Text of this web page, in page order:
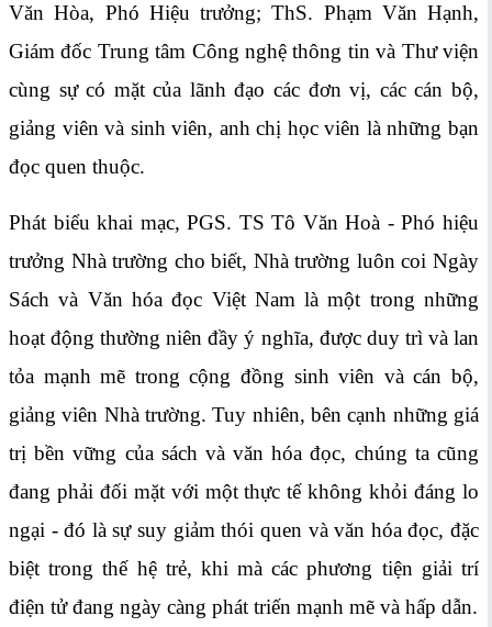
Văn Hòa, Phó Hiệu trưởng; ThS. Phạm Văn Hạnh,
Giám đốc Trung tâm Công nghệ thông tin và Thư viện
cùng sự có mặt của lãnh đạo các đơn vị, các cán bộ,
giảng viên và sinh viên, anh chị học viên là những bạn
đọc quen thuộc.
Phát biểu khai mạc, PGS. TS Tô Văn Hoà - Phó hiệu
trưởng Nhà trường cho biết, Nhà trường luôn coi Ngày
Sách và Văn hóa đọc Việt Nam là một trong những
hoạt động thường niên đầy ý nghĩa, được duy trì và lan
tỏa mạnh mẽ trong cộng đồng sinh viên và cán bộ,
giảng viên Nhà trường. Tuy nhiên, bên cạnh những giá
trị bền vững của sách và văn hóa đọc, chúng ta cũng
đang phải đối mặt với một thực tế không khỏi đáng lo
ngại - đó là sự suy giảm thói quen và văn hóa đọc, đặc
biệt trong thế hệ trẻ, khi mà các phương tiện giải trí
điện tử đang ngày càng phát triến mạnh mẽ và hấp dẫn.